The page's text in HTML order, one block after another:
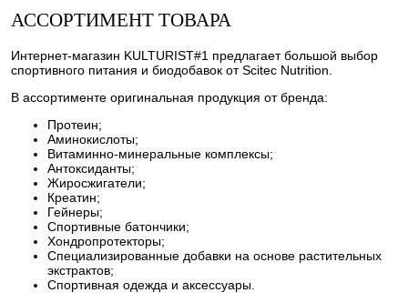
АССОРТИМЕНТ ТОВАРА
Интернет-магазин KULTURIST#1 предлагает большой выбор
спортивного питания и биодобавок от Scitec Nutrition.
В ассортименте оригинальная продукция от бренда:
Протеин;
Аминокислоты;
Витаминно-минеральные комплексы;
Антоксиданты;
Жиросжигатели;
Креатин;
Гейнеры;
Спортивные батончики;
Хондропротекторы;
Специализированные добавки на основе растительных
экстрактов;
Спортивная одежда и аксессуары.